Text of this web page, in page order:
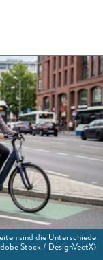
sind die Unterschiede
Stock / DesignVectX)